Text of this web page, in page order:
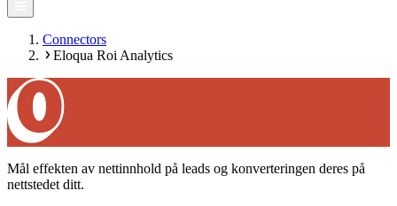
Connectors
Eloqua Roi Analytics
Mål effekten av nettinnhold på leads og konverteringen deres på
nettstedet ditt.